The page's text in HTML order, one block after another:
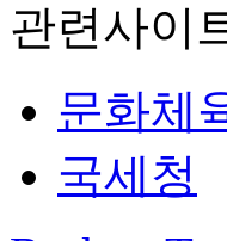
관련사이
문화체
국세청